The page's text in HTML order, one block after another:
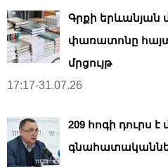
Գրքի երևանյան
փառատոնը
մրցույթ
17:17-31.07.26
209 հոգի դուրս